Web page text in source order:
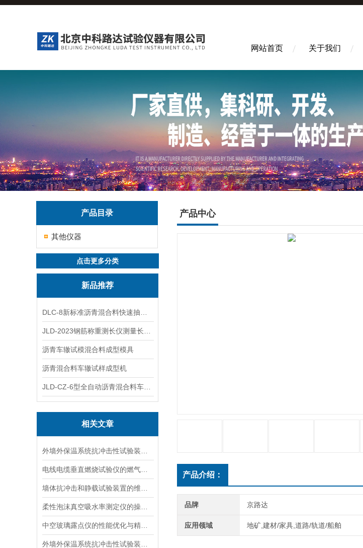
网站首页 关于我们
产品目录
其他仪器
点击更多分类
新品推荐
沥青车辙试模混合料成型模具
沥青混合料车辙试样成型机
相关文章
产品中心
产品介绍：
品牌 京路达
应用领域 地矿,建材/家具,道路/轨道/船舶